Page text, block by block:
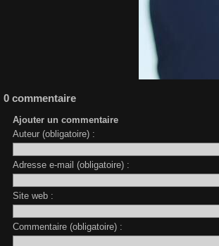
0 commentaire
Ajouter un commentaire
Auteur (obligatoire) :
Adresse e-mail (obligatoire) :
Site web :
Commentaire (obligatoire) :